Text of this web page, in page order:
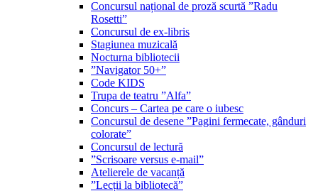
Concursul național de proză scurtă ”Radu
Rosetti”
Concursul de ex-libris
Stagiunea muzicală
Nocturna bibliotecii
”Navigator 50+”
Code KIDS
Trupa de teatru ”Alfa”
Concurs – Cartea pe care o iubesc
Concursul de desene ”Pagini fermecate, gânduri
colorate”
Concursul de lectură
”Scrisoare versus e-mail”
Atelierele de vacanță
”Lecții la bibliotecă”